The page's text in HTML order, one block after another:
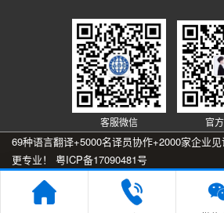
客服微信 官
69种语言翻译+5000名译员协作+2000家企业
更专业！ 粤ICP备17090481号